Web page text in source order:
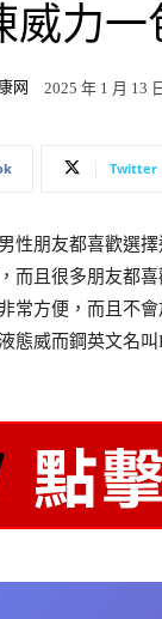
威力一
网 2025 年 1 月 13
Twitter
性朋友都喜歡選
而且很多朋友都
常方便，而且不
態威而鋼英文名